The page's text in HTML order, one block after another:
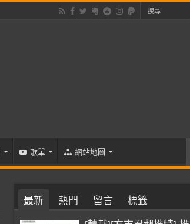
歌單 網站地圖
最新 熱門 留言 標籤